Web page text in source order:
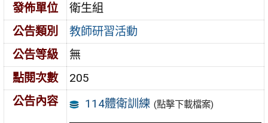
發佈單位
衛生組
公告類別
教師研習活動
公告等級
無
點閱次數
205
公告內容
114體衛訓練 (點擊下載檔案)